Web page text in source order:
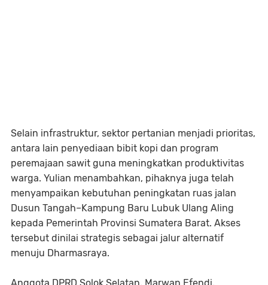
Selain infrastruktur, sektor pertanian menjadi prioritas,
antara lain penyediaan bibit kopi dan program
peremajaan sawit guna meningkatkan produktivitas
warga. Yulian menambahkan, pihaknya juga telah
menyampaikan kebutuhan peningkatan ruas jalan
Dusun Tangah–Kampung Baru Lubuk Ulang Aling
kepada Pemerintah Provinsi Sumatera Barat. Akses
tersebut dinilai strategis sebagai jalur alternatif
menuju Dharmasraya.